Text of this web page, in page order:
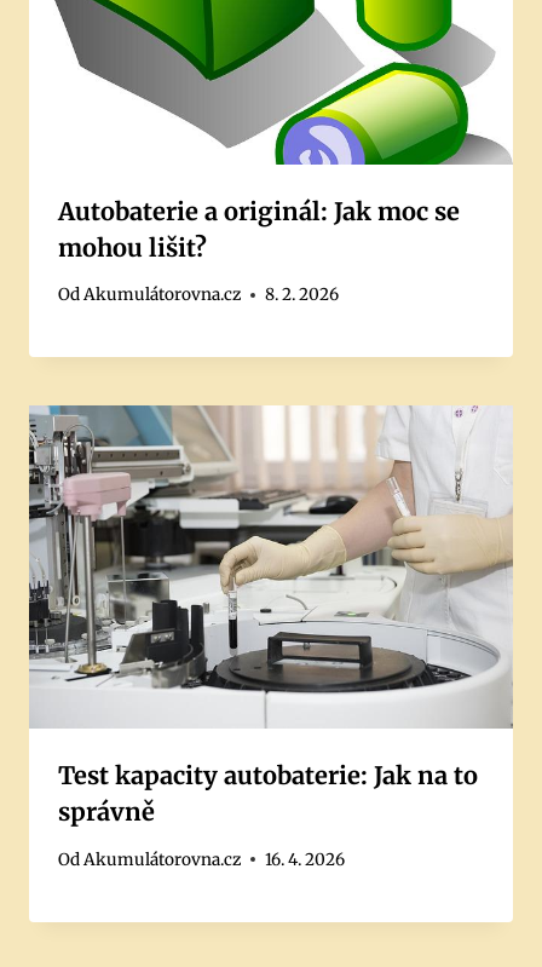
Autobaterie a originál: Jak moc se
mohou lišit?
OdAkumulátorovna.cz 8. 2. 2026
Test kapacity autobaterie: Jak na to
správně
OdAkumulátorovna.cz 16. 4. 2026